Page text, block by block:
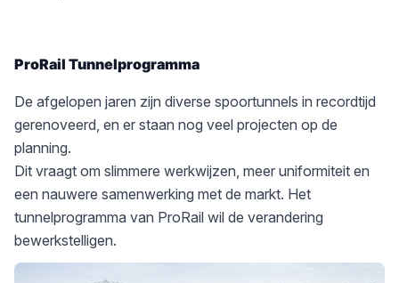
ProRail Tunnelprogramma
De afgelopen jaren zijn diverse spoortunnels in recordtijd
gerenoveerd, en er staan nog veel projecten op de
planning.
Dit vraagt om slimmere werkwijzen, meer uniformiteit en
een nauwere samenwerking met de markt. Het
tunnelprogramma van ProRail wil de verandering
bewerkstelligen.